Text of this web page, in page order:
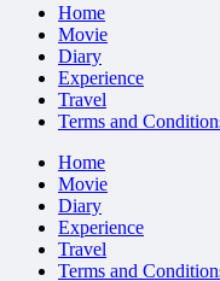
Home
Movie
Diary
Experience
Travel
Terms and
Home
Movie
Diary
Experience
Travel
Terms and